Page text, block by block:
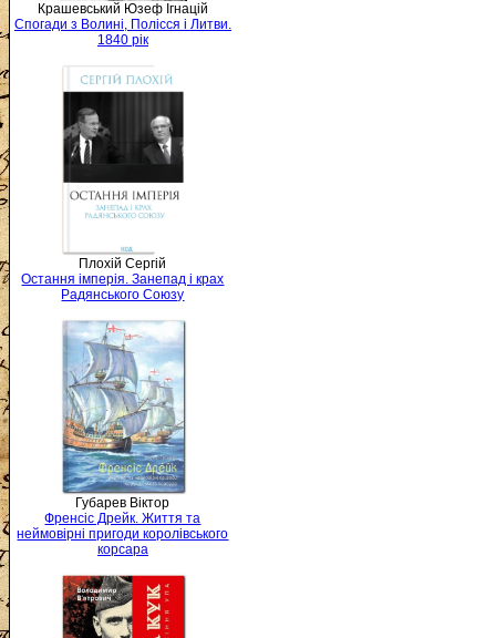
Крашевський Юзеф Ігнацій
Спогади з Волині, Полісся і Литви.
1840 рік
Плохій Сергій
Остання імперія. Занепад і крах
Радянського Союзу
Губарев Віктор
Френсіс Дрейк. Життя та
неймовірні пригоди королівського
корсара